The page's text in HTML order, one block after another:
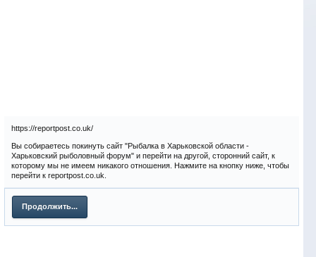
https://reportpost.co.uk/
Вы собираетесь покинуть сайт "Рыбалка в Харьковской области -
Харьковский рыболовный форум" и перейти на другой, сторонний сайт, к
которому мы не имеем никакого отношения. Нажмите на кнопку ниже, чтобы
перейти к reportpost.co.uk.
Продолжить...